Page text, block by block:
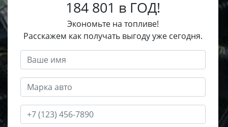
184 801 в ГОД!
Экономьте на топливе!
Расскажем как получать выгоду уже сегодня.